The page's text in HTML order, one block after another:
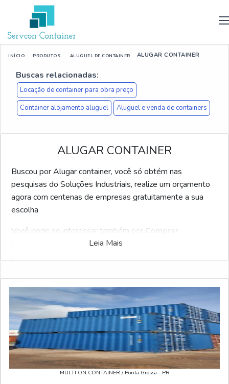
INÍCIO PRODUTOS ALUGUEL DE CONTAINER ALUGAR CONTAINER
Buscas relacionadas:
Locação de container para obra preço
Container alojamento aluguel
Aluguel e venda de containers
ALUGAR CONTAINER
Buscou por Alugar container, você só obtém nas
pesquisas do Soluções Industriais, realize um orçamento
agora com centenas de empresas gratuitamente a sua
escolha
Você pode se interessar também por Comprar
. Veja mais detalhes ou solicite um
Possuindo milhares de empresas, o Soluções Industriais é
a ferramenta business to business mais interativo do ramo
industrial. Para solicitar um orçamento de Alugar container,
selecione uma das empresas logo abaixo:
Leia Mais
MULTI ON CONTAINER / Ponta Grossa - PR